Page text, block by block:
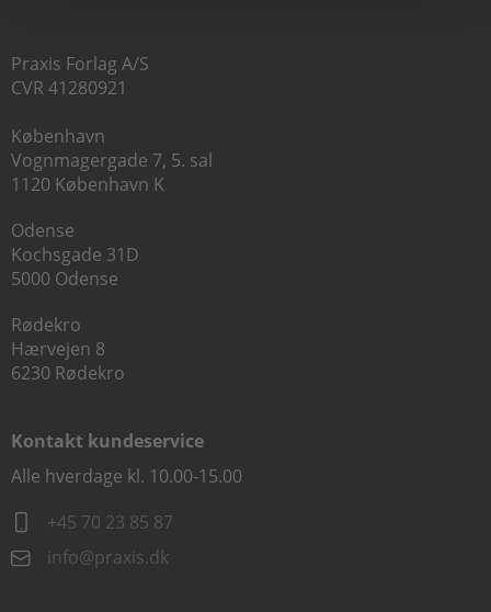
Praxis Forlag A/S
CVR 41280921
København
Vognmagergade 7, 5. sal
1120 København K
Odense
Kochsgade 31D
5000 Odense
Rødekro
Hærvejen 8
6230 Rødekro
Kontakt kundeservice
Alle hverdage kl. 10.00-15.00
+45 70 23 85 87
info@praxis.dk